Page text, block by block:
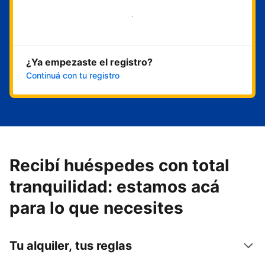
Empezar ahora
¿Ya empezaste el registro?
Continuá con tu registro
Recibí huéspedes con total
tranquilidad: estamos acá
para lo que necesites
Tu alquiler, tus reglas